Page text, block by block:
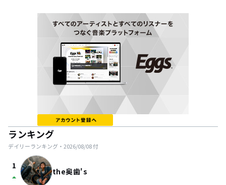
ランキング
デイリーランキング・ 2026/08/08付
1
arrow_drop_up the奥歯's